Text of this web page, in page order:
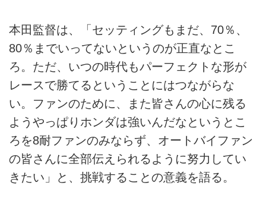
本田監督は、「セッティングもまだ、70％、
80％までいってないというのが正直なとこ
ろ。ただ、いつの時代もパーフェクトな形が
レースで勝てるということにはつながらな
い。ファンのために、また皆さんの心に残る
ようやっぱりホンダは強いんだなというとこ
ろを8耐ファンのみならず、オートバイファン
の皆さんに全部伝えられるように努力してい
きたい」と、挑戦することの意義を語る。